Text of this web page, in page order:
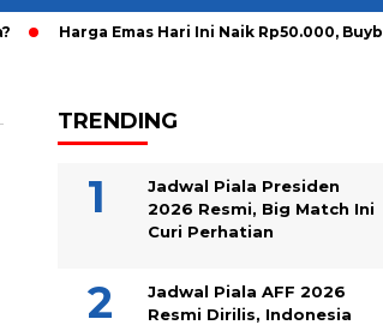
Harga Emas Hari Ini Naik Rp50.000,
TRENDING
Jadwal Piala Presiden
2026 Resmi, Big Match Ini
Curi Perhatian
Jadwal Piala AFF 2026
Resmi Dirilis, Indonesia